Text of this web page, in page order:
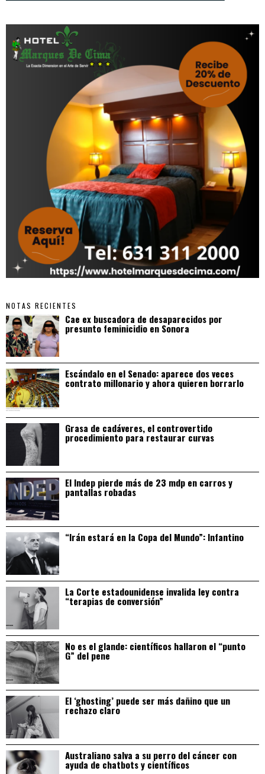
NOTAS RECIENTES
Cae ex buscadora de desaparecidos por
presunto feminicidio en Sonora
Escándalo en el Senado: aparece dos veces
contrato millonario y ahora quieren borrarlo
Grasa de cadáveres, el controvertido
procedimiento para restaurar curvas
El Indep pierde más de 23 mdp en carros y
pantallas robadas
“Irán estará en la Copa del Mundo”: Infantino
La Corte estadounidense invalida ley contra
“terapias de conversión”
No es el glande: científicos hallaron el “punto
G” del pene
El ‘ghosting’ puede ser más dañino que un
rechazo claro
Australiano salva a su perro del cáncer con
ayuda de chatbots y científicos